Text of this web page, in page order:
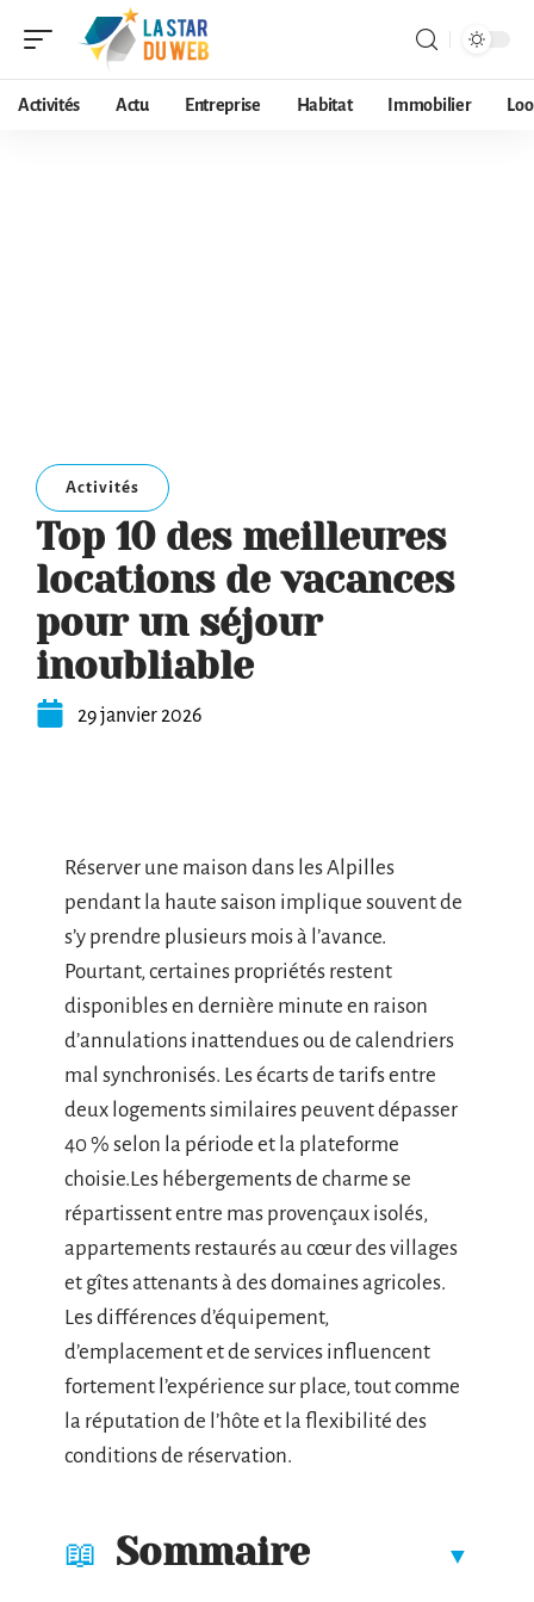
Activités Actu Entreprise Habitat Immobilier
Activités
Top 10 des meilleures
locations de vacances
pour un séjour
inoubliable
29 janvier 2026
Réserver une maison dans les Alpilles
pendant la haute saison implique souvent de
s’y prendre plusieurs mois à l’avance.
Pourtant, certaines propriétés restent
disponibles en dernière minute en raison
d’annulations inattendues ou de calendriers
mal synchronisés. Les écarts de tarifs entre
deux logements similaires peuvent dépasser
40 % selon la période et la plateforme
choisie.Les hébergements de charme se
répartissent entre mas provençaux isolés,
appartements restaurés au cœur des villages
et gîtes attenants à des domaines agricoles.
Les différences d’équipement,
d’emplacement et de services influencent
fortement l’expérience sur place, tout comme
la réputation de l’hôte et la flexibilité des
conditions de réservation.
Sommaire